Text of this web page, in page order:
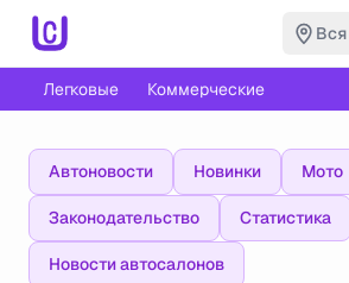
Легковые Коммерческие
Автоновости Новинки Мото
Законодательство Статистика
Новости автосалонов